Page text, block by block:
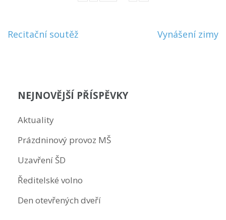
Navigace
Recitační soutěž Vynášení zimy
NEJNOVĚJŠÍ PŘÍSPĚVKY
Aktuality
Prázdninový provoz MŠ
Uzavření ŠD
Ředitelské volno
Den otevřených dveří